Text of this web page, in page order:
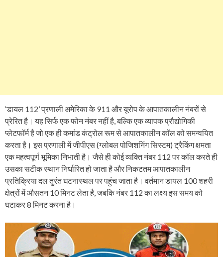
‘डायल 112’ प्रणाली अमेरिका के 911 और यूरोप के आपातकालीन नंबरों से
प्रेरित है। यह सिर्फ एक फोन नंबर नहीं है, बल्कि एक व्यापक प्रौद्योगिकी
प्लेटफॉर्म है जो एक ही कमांड कंट्रोल रूम से आपातकालीन कॉल को समन्वयित
करता है। इस प्रणाली में जीपीएस (ग्लोबल पोजिशनिंग सिस्टम) ट्रैकिंग क्षमता
एक महत्वपूर्ण भूमिका निभाती है। जैसे ही कोई व्यक्ति नंबर 112 पर कॉल करते ही
उसका सटीक स्थान निर्धारित हो जाता है और निकटतम आपातकालीन
प्रतिक्रिया दल तुरंत घटनास्थल पर पहुंच जाता है। वर्तमान डायल 100 शहरी
क्षेत्रों में औसतन 10 मिनट लेता है, जबकि नंबर 112 का लक्ष्य इस समय को
घटाकर 8 मिनट करना है।